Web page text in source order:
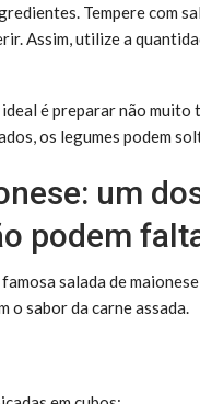
Tempere com
Assim, utilize a
é preparar não
os legumes podem
um
podem
salada de
o sabor da carne assada.